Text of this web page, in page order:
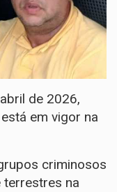
de 2026,
em vigor na
criminosos
terrestres na